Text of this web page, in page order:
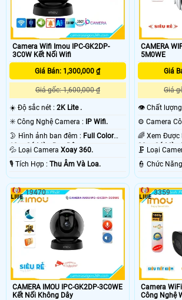
Camera Wifi Imou IPC-GK2DP-
3C0W Kết Nối Wifi
Giá Bán: 1,300,000 ₫
Giá gốc: 1,600,000 ₫
☀️ Độ sắc nét : 2K Lite .
✳️ Công Nghệ Camera : IP Wifi.
🌛 Hình ảnh ban đêm : Full Color
10m Có Màu Ban Ðêm.
💦 Loại Camera Xoay 360.
️🎙 Tích Hợp : Thu Âm Và Loa.
CAMERA
5M0WE
Giá
Giá
👁 Chất
30m Có Màu
🗜️ Loại
CAMERA IMOU IPC-GK2DP-3C0WE
Kết Nối Không Dây
19470
Camera
Công Nghệ
3359